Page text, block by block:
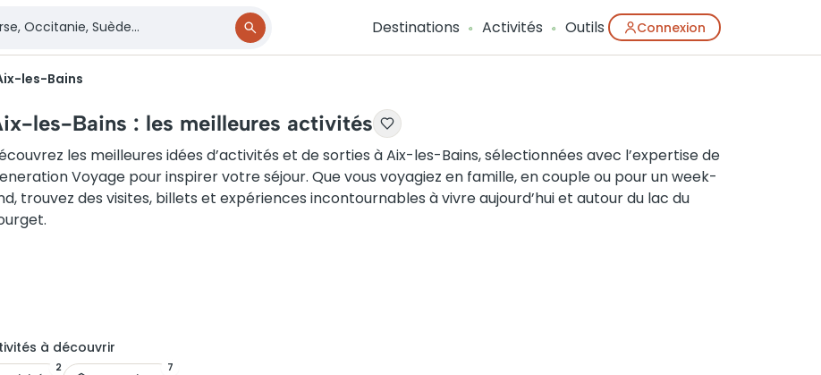
Destinations Activités Outils Connexion
les-Bains
les-Bains : les meilleures activités
les meilleures idées d’activités et de sorties à Aix-les-Bains, sélectionnées avec l’expertise de
Voyage pour inspirer votre séjour. Que vous voyagiez en famille, en couple ou pour un week-
trouvez des visites, billets et expériences incontournables à vivre aujourd’hui et autour du lac du
s à découvrir
2 7